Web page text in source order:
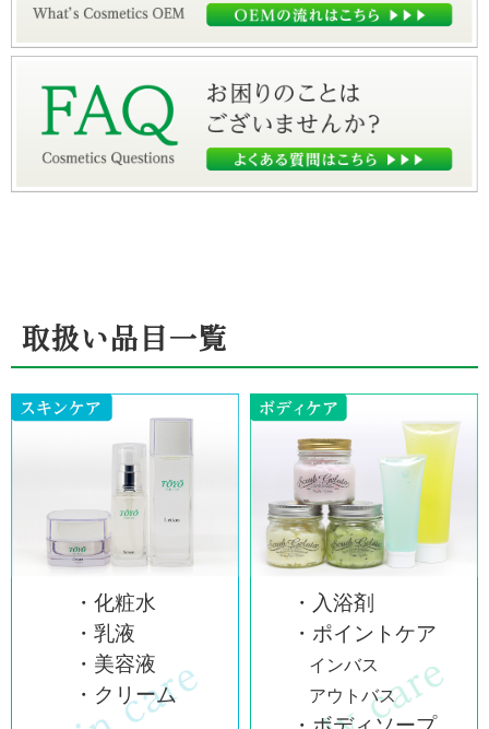
取扱い品目一覧
・化粧水
・乳液
・美容液
・クリーム
・入浴剤
・ポイントケア
インバス
アウトバス